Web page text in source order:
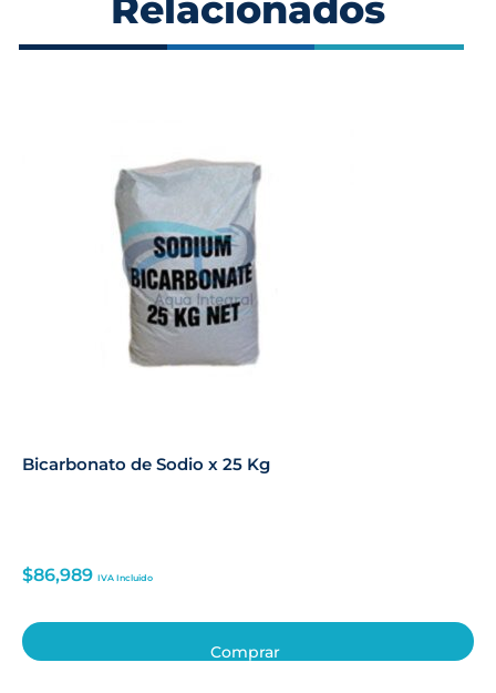
Bicarbonato de Sodio x 25 Kg
$86,989 IVA Incluido
Comprar